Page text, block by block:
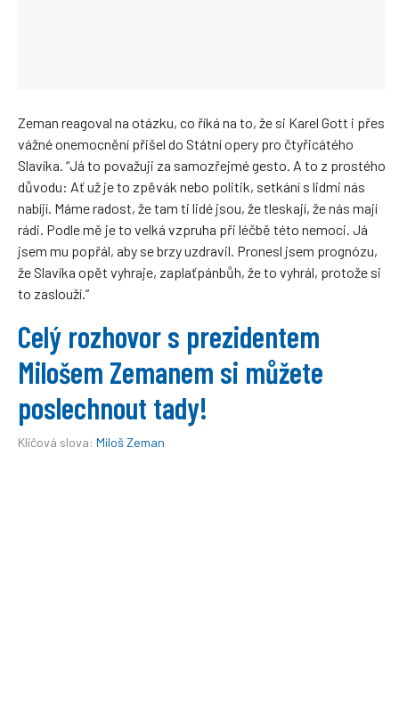
Zeman reagoval na otázku, co říká na to, že si Karel Gott i přes
vážné onemocnění přišel do Státní opery pro čtyřicátého
Slavíka. “Já to považuji za samozřejmé gesto. A to z prostého
důvodu: Ať už je to zpěvák nebo politik, setkání s lidmi nás
nabíjí. Máme radost, že tam ti lidé jsou, že tleskají, že nás mají
rádi. Podle mě je to velká vzpruha při léčbě této nemoci. Já
jsem mu popřál, aby se brzy uzdravil. Pronesl jsem prognózu,
že Slavíka opět vyhraje, zaplaťpánbůh, že to vyhrál, protože si
to zaslouží.”
Celý rozhovor s prezidentem
Milošem Zemanem si můžete
poslechnout tady!
Klíčová slova: Miloš Zeman